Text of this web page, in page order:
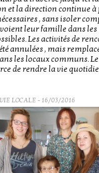
et la direction continue à
, sans isoler
leur famille dans
Les activités de
annulées , mais
les locaux communs.
de rendre la vie
VIE LOCALE- 16/03/2016